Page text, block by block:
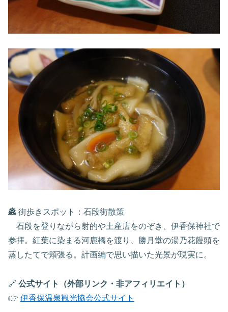
🏯 街歩きスポット：石段街散策
石段を登りながら射的や土産店をのぞき、伊香保神社で
参拝。紅葉に染まる河鹿橋を渡り、勝月堂の湯乃花饅頭を
蒸したてで頬張る。計画編で思い描いた光景が現実に。
🔗 公式サイト（外部リンク・非アフィリエイト）
👉 伊香保温泉観光協会公式サイト